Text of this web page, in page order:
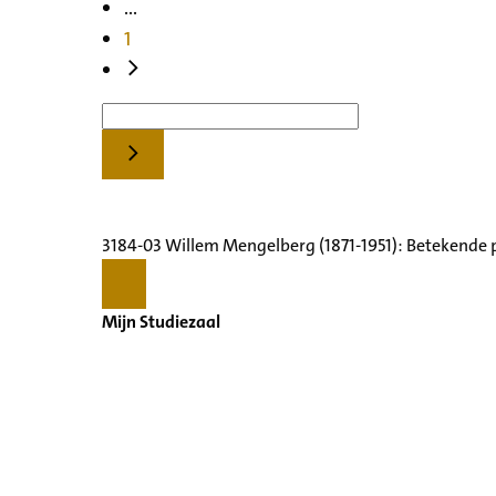
...
1
3184-03 Willem Mengelberg (1871-1951):
Mijn Studiezaal